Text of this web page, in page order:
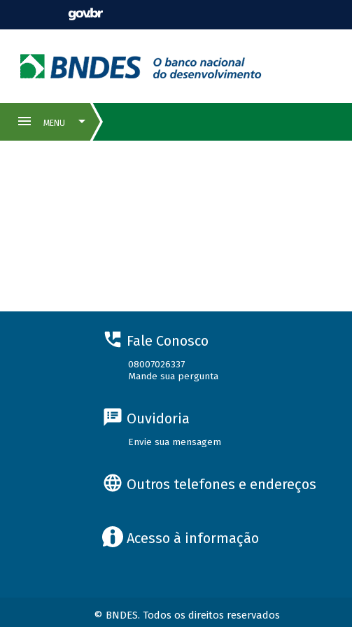
Fale Conosco
08007026337
Mande sua pergunta
Ouvidoria
Envie sua mensagem
Outros telefones e endereços
Acesso à informação
© BNDES. Todos os direitos reservados